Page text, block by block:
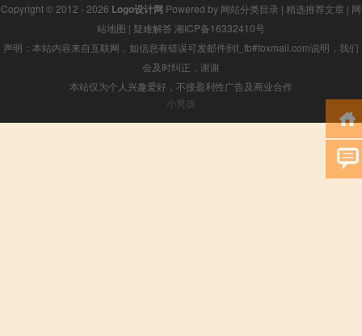
Copyright © 2012 - 2026 Logo设计网 Powered by 网站分类目录 | 精选推荐文章 | 网
站地图 | 疑难解答 湘ICP备16332410号
声明：本站内容来自互联网，如信息有错误可发邮件到f_fb#foxmail.com说明，我们
会及时纠正，谢谢
本站仅为个人兴趣爱好，不接盈利性广告及商业合作
小男孩